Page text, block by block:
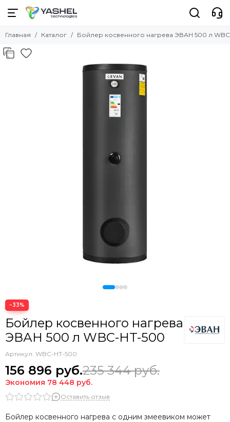
Главная Каталог Бойлер косвенного нагрева ЭВАН 500 л
−33%
Бойлер косвенного нагрева
ЭВАН 500 л WBС-HT-500
Артикул: WBС-HT-500
156 896 руб.235 344руб.
Экономия 78 448 руб.
Оставить отзыв
Бойлер косвенного нагрева с одним змеевиком может